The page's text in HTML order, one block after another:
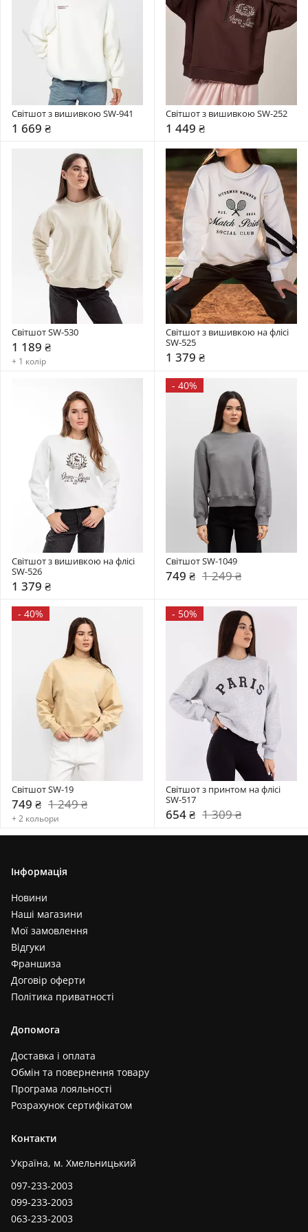
Світшот з вишивкою SW-941
1 669 ₴
Світшот з вишивкою SW-252
1 449 ₴
Світшот SW-530
1 189 ₴
+ 1 колір
Світшот з вишивкою на флісі
SW-525
1 379 ₴
Світшот з вишивкою на флісі
SW-526
1 379 ₴
- 40%
Світшот SW-1049
749 ₴ 1 249 ₴
- 40%
Світшот SW-19
749 ₴ 1 249 ₴
+ 2 кольори
- 50%
Світшот з принтом на флісі
SW-517
654 ₴ 1 309 ₴
Інформація
Новини
Наші магазини
Мої замовлення
Відгуки
Франшиза
Договір оферти
Політика приватності
Допомога
Доставка і оплата
Обмін та повернення товару
Програма лояльності
Розрахунок сертифікатом
Контакти
Україна, м. Хмельницький
097-233-2003
099-233-2003
063-233-2003